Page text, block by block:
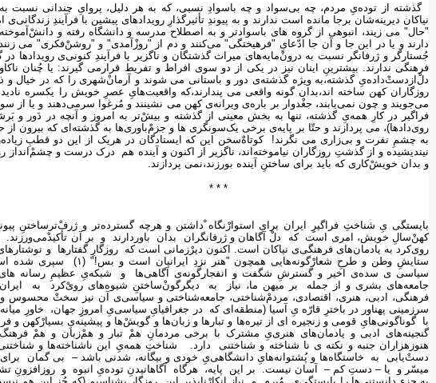
گذشته از توده‌یِ مردم، چه بی‌سواد و چه با‌سوادِ نسبی، که به هر دلیل، پروایِ چندانی نسبت
نیاکان دیرینه‌شان برجا مانده است ندارند و به پیوندِ تأثیرگذارِ رویدادهای پیشین با فرآیندِ زندگانی‌ی
"حال" می زیند، انبوهی از گروه های باسوادتر و به اصطلاح مدرسه و دانشگاه رفته و
دارند و یا در این جا و آن جا ادّعایِ "فرهیختگی" می‌کنند و دم از "روزْآمدی" و "روشنْ‌فکری" می
جُستارگر و ژرفانگر نسبت به درونْ‌مایه‌های میراث گذشتگان و ناگزیر با فرآیندِ کنونی‌ی
فرهنگی ندارند. بیشترینِ اینان نیز در یکی از دو سوی افراط و تفریط قرارمی گیرند: یا چُنان
دلْ‌ازدستْ‌داده‌یِ گذشته،به ویژه گذشته‌ی دور و باستانی می شوند و آرمانْ‌شهری را که در خیال و
روزگاران کهن ساخته اند،بدان گونه واقعی می پندارند،که واقعیت‌هایِ عصرِ خویش را یکسره
می‌جویند و چون نمی‌یابند، جغْدوار بر باره‌ی ویرانه‌ی کهن می نشینند و مُرغوا سرمی‌دهند و یا از
فراگیر در کارِ همه‌یِ گذشته، تنها به بخش معینی از گذشته و بیشْ‌تر به امروز و آنچه در دَور و
روی‌دادها)، می پردازند و حتّا بر پایه‌ی برخی یک‌سونگری ها و جزمْ‌باوری‌ها به گذشته‌ای که بیرون
به چشمِ نفرت و بی‌زاری می نگرند! کوتاهْ‌سخن این که ایستادگان در هریک از این دو قطبِ
نیندیشیده و از گذشتِ روزگاران نیاموخته‌اند، ناگزیر از اکنون و آینده هم درک درست و چشمْ‌انداز
و بدان خویشْ‌کاری که باید برای ساختنِ آینده بورزند،نمی پردازند.
* * *
بایستگی یِ شناختِ فراگیرِِ ایران برای استوارْنگاه ْداشتن و هرچه گسترده‌تر و ژرف‌ْترساختنِ
کهنْ‌سالِ خویش، امری است که دلْ آگاهان و ژرفانگران بدان باوردارند و بر آن
روی‌کرد به یادمان‌های فرهنگی‌ی نیاکان است. اکنون دیرْزمانی است که روزگارِ گفتارها و
ستایشِ وطن و طرحِ شعارْگونه‌هایی
سیاسی ی سده‌ی اخیر و گسترشِ شگفت و انفجارگونه‌ی آگاهی‌ها و شبکه‌یِ عظیمِ رسانه های
جامعه‌های بشری و از جمله بر میهن ما، نیاز به دیگرگونْ‌ساختنِ شیوه‌های رویْ‌کرد به
فرهنگی، ادبی، هنری، اقتصادی، مردمْ‌شناختی، جامعه‌شناختی و سیاسی‌ی آن نیز سختْ
سرزمینی پهناور در باخترِ قارّه یِ آسیا (منطقه‌ای که در جغرافیایِ سیاسی‌یِ امروزِِ جهان، خاورِ
با گوناگونی‌هایِ قومی و زنجیره ای از تیره‌ها و تبارها و زبان‌ها و گویشْ‌ها و پیشینه‌یِ بسیارْکهن و
گنجینه‌های ادبی و یادمان‌های هنری‌یِ مشترک با برخی مردمانِ همْ تبار و همْ‌زبان و همْ
هنوزهزاران جنبه و نکته ی نا شناخته و شناختنی دارد. شناختِ همه‌یِ این ناشناخته‌ها و
دستْ‌یابی به خاستگاه‌ها و پُشتوانه‌هایِ دانشگاهی‌یِ خودی و بیگانه، شدنی باشد – بی گمان برای
میسّر و یا – دستِ کم – آسان نیست. بر این پایه، هرگاه آگاهانیدنِ توده‌یِ انبوه و روزافزونِ